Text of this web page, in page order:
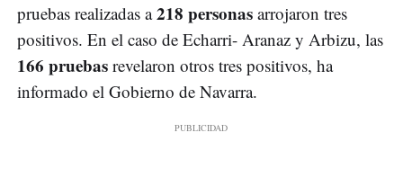
pruebas realizadas a218 personas arrojaron tres
positivos. En el caso de Echarri- Aranaz y Arbizu, las
166 pruebas revelaron otros tres positivos, ha
informado el Gobierno de Navarra.